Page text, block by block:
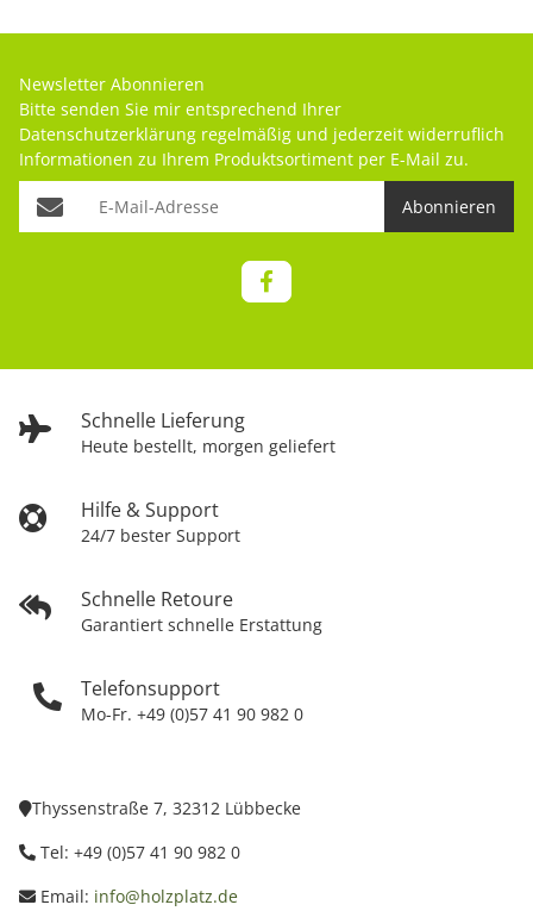
Schnelle Lieferung
Heute bestellt, morgen geliefert
Hilfe & Support
24/7 bester Support
Schnelle Retoure
Garantiert schnelle Erstattung
Telefonsupport
Mo-Fr. +49 (0)57 41 90 982 0
Newsletter Abonnieren
Bitte senden Sie mir entsprechend Ihrer
Datenschutzerklärung regelmäßig und jederzeit widerruflich
Informationen zu Ihrem Produktsortiment per E-Mail zu.
Abonnieren
Thyssenstraße 7, 32312 Lübbecke
Tel: +49 (0)57 41 90 982 0
Email: info@holzplatz.de